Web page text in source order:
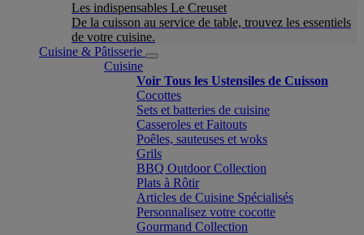
Les indispensables Le Creuset
De la cuisson au service de table, trouvez les essentiels
de votre cuisine.
Cuisine & Pâtisserie
Cuisine
Voir Tous les Ustensiles de Cuisson
Cocottes
Sets et batteries de cuisine
Casseroles et Faitouts
Poêles, sauteuses et woks
Grils
BBQ Outdoor Collection
Plats à Rôtir
Articles de Cuisine Spécialisés
Personnalisez votre cocotte
Gourmand Collection